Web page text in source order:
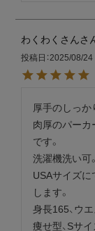
わくわくさん
投稿日 2025/08/24
厚手のしっか
肉厚のパーカ
です。
洗濯機洗い可。
USAサイズに
します。
身長165、ウ
痩せ型、Sサ